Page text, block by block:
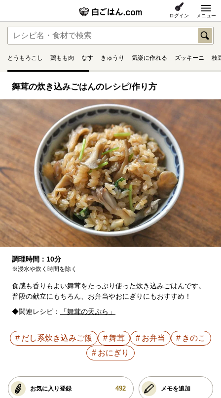
ログイン メニュー
とうもろこし 鶏もも肉 なす きゅうり 気楽に作れる ズッキーニ 枝
舞茸の炊き込みごはんのレシピ/作り方
調理時間：10分
※浸水や炊く時間を除く
食感も香りもよい舞茸をたっぷり使った炊き込みごはんです。
普段の献立にもちろん、お弁当やおにぎりにもおすすめ！
◆関連レシピ：
「舞茸の天ぷら」
だし系炊き込みご飯 舞茸 お弁当
きのこ
おにぎり
お気に入り登録 492 メモを追加